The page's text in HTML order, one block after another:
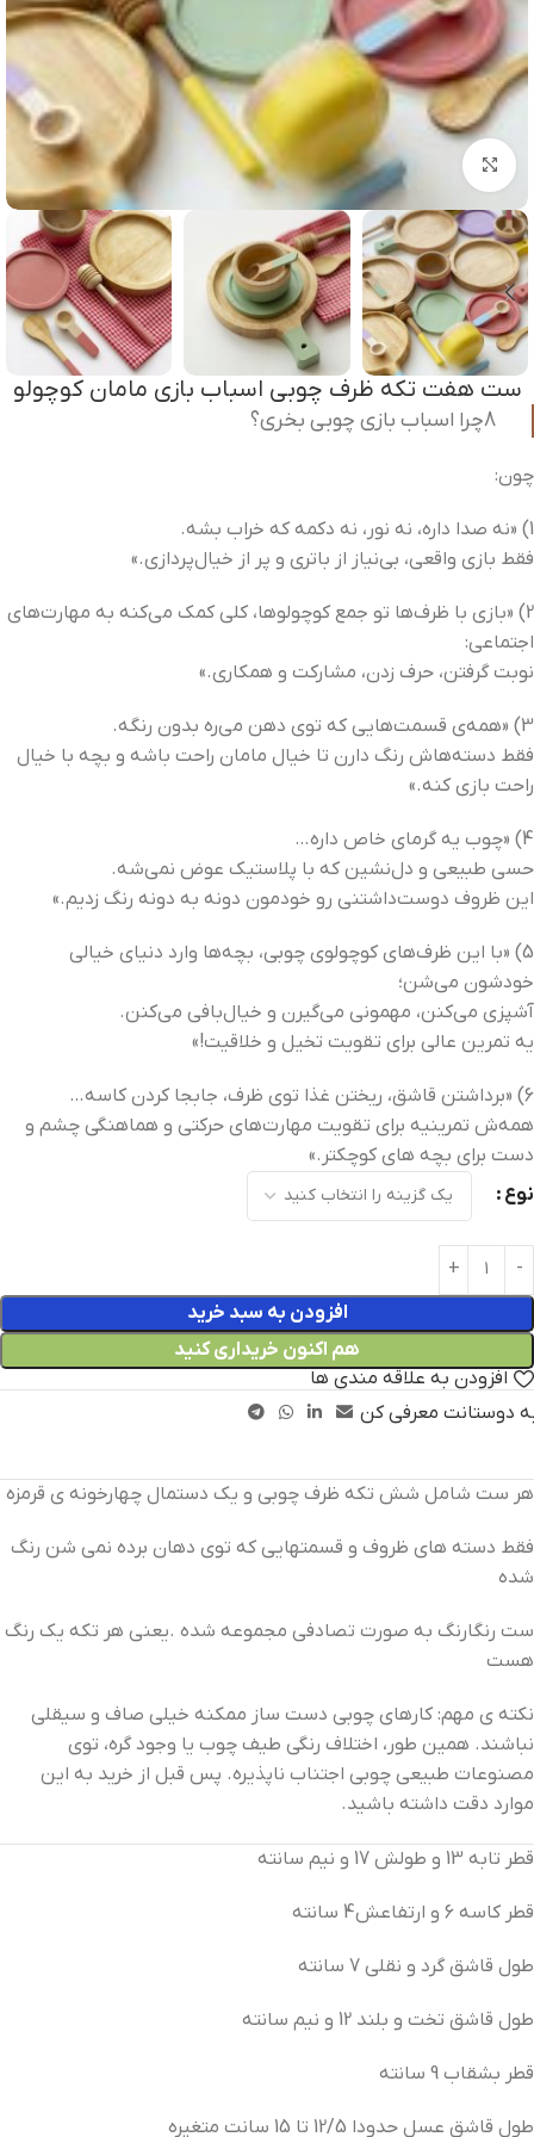
برای بزرگنمایی کلیک کنید
ست هفت تکه ظرف چوبی اسباب بازی مامان کوچولو
8چرا اسباب بازی چوبی بخری؟
چون:
1) «نه صدا داره، نه نور، نه دکمه که خراب بشه.
فقط بازی واقعی، بی‌نیاز از باتری و پر از خیال‌پردازی.»
2) «بازی با ظرف‌ها تو جمع کوچولوها، کلی کمک می‌کنه به مهارت‌های
اجتماعی:
نوبت گرفتن، حرف زدن، مشارکت و همکاری.»
3) «همه‌ی قسمت‌هایی که توی دهن می‌ره بدون رنگه.
فقط دسته‌هاش رنگ دارن تا خیال مامان راحت باشه و بچه با خیال
راحت بازی کنه.»
4) «چوب یه گرمای خاص داره…
حسی طبیعی و دل‌نشین که با پلاستیک عوض نمی‌شه.
این ظروف دوست‌داشتنی رو خودمون دونه به دونه رنگ زدیم.»
5) «با این ظرف‌های کوچولوی چوبی، بچه‌ها وارد دنیای خیالی
خودشون می‌شن؛
آشپزی می‌کنن، مهمونی می‌گیرن و خیال‌بافی می‌کنن.
یه تمرین عالی برای تقویت تخیل و خلاقیت!»
6) «برداشتن قاشق، ریختن غذا توی ظرف، جابجا کردن کاسه…
همه‌ش تمرینیه برای تقویت مهارت‌های حرکتی و هماهنگی چشم و
دست برای بچه های کوچکتر.»
نوع
افزودن به سبد خرید
هم اکنون خریداری کنید
افزودن به علاقه مندی ها
دوستانت معرفی کن
هر ست شامل شش تکه ظرف چوبی و یک دستمال چهارخونه ی قرمزه
فقط دسته های ظروف و قسمتهایی که توی دهان برده نمی شن رنگ
شده
ست رنگارنگ به صورت تصادفی مجموعه شده .یعنی هر تکه یک رنگ
هست
نکته ی مهم: کارهای چوبی دست ساز ممکنه خیلی صاف و سیقلی
نباشند. همین طور، اختلاف رنگی طیف چوب یا وجود گره، توی
مصنوعات طبیعی چوبی اجتناب ناپذیره. پس قبل از خرید به این
موارد دقت داشته باشید.
قطر تابه 13 و طولش 17 و نیم سانته
قطر کاسه 6 و ارتفاعش4 سانته
طول قاشق گرد و نقلی 7 سانته
طول قاشق تخت و بلند 12 و نیم سانته
قطر بشقاب 9 سانته
طول قاشق عسل حدودا 12/5 تا 15 سانت متغیره